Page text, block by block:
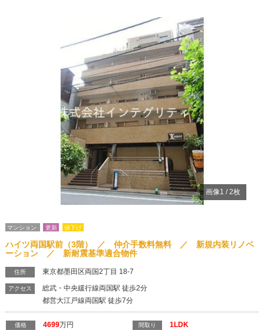
Previous
画像1 /2枚
マンション 更新 値下げ
ハイツ両国駅前（3階） ／ 仲介手数料無料 ／ 新規内装リノベ
ーション ／ 新耐震基準適合物件
住所 東京都墨田区両国2丁目 18-7
アクセス
総武・中央緩行線両国駅 徒歩2分
都営大江戸線両国駅 徒歩7分
価格 4699万円 間取り 1LDK